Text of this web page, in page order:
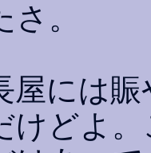
さ。
には賑
けどよ